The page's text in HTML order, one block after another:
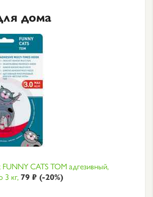
дома
CATS TOM адгезивный,
3 кг,79 ₽ (-20%)